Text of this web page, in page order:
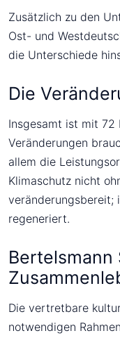
Zusätzlich zu den
Ost- und
die Unterschiede
Die
Insgesamt ist mit 72
Veränderungen
allem die
Klimaschutz nicht
veränderungsbereit;
regeneriert.
Bertelsmann
Die vertretbare
notwendigen